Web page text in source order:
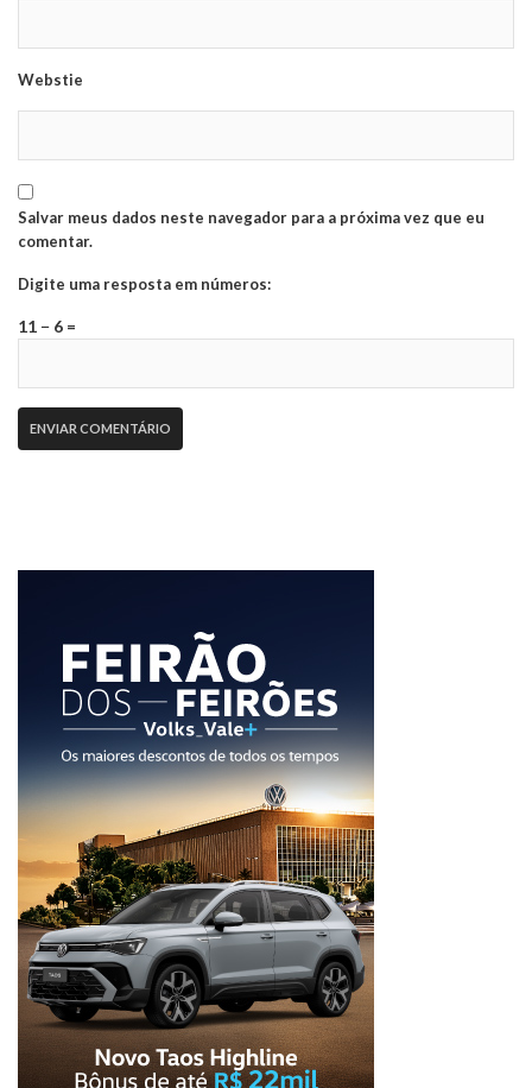
Webstie
Salvar meus dados neste navegador para a próxima vez que eu
comentar.
Digite uma resposta em números:
11 − 6 =